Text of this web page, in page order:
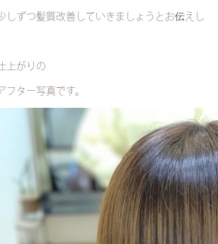
しずつ髪質改善していきましょうとお伝えし
上がりの
フター写真です。